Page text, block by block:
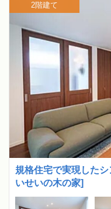
規格住宅で実現した
いせいの木の家]
2階建て